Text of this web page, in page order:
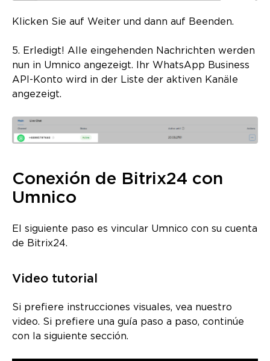
Klicken Sie auf Weiter und dann auf Beenden.
5. Erledigt! Alle eingehenden Nachrichten werden
nun in Umnico angezeigt. Ihr WhatsApp Business
API-Konto wird in der Liste der aktiven Kanäle
angezeigt.
Conexión de Bitrix24 con
Umnico
El siguiente paso es vincular Umnico con su cuenta
de Bitrix24.
Video tutorial
Si prefiere instrucciones visuales, vea nuestro
video. Si prefiere una guía paso a paso, continúe
con la siguiente sección.